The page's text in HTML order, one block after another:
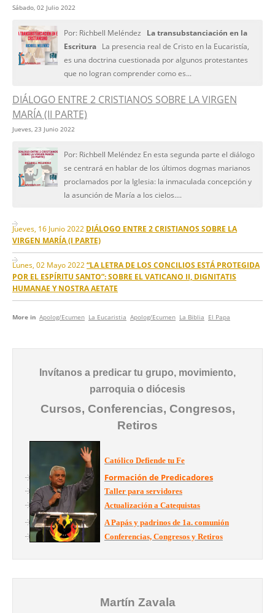
Sábado, 02 Julio 2022
Por: Richbell Meléndez La transubstanciación en la
Escritura La presencia real de Cristo en la Eucaristía,
es una doctrina cuestionada por algunos protestantes
que no logran comprender como es...
DIÁLOGO ENTRE 2 CRISTIANOS SOBRE LA VIRGEN
MARÍA (II PARTE)
Jueves, 23 Junio 2022
Por: Richbell Meléndez En esta segunda parte el diálogo
se centrará en hablar de los últimos dogmas marianos
proclamados por la Iglesia: la inmaculada concepción y
la asunción de María a los cielos....
Jueves, 16 Junio 2022 DIÁLOGO ENTRE 2 CRISTIANOS SOBRE LA
VIRGEN MARÍA (I PARTE)
Lunes, 02 Mayo 2022 “LA LETRA DE LOS CONCILIOS ESTÁ PROTEGIDA
POR EL ESPÍRITU SANTO”: SOBRE EL VATICANO II, DIGNITATIS
HUMANAE Y NOSTRA AETATE
More in Apolog/Ecumen La Eucaristia Apolog/Ecumen La Biblia El Papa
Invítanos a predicar tu grupo, movimiento,
parroquia o diócesis
Cursos, Conferencias, Congresos,
Retiros
Católico Defiende tu Fe
Formación de Predicadores
Taller para servidores
Actualización a Catequistas
A Papás y padrinos de 1a. comunión
Conferencias, Congresos y Retiros
Martín Zavala